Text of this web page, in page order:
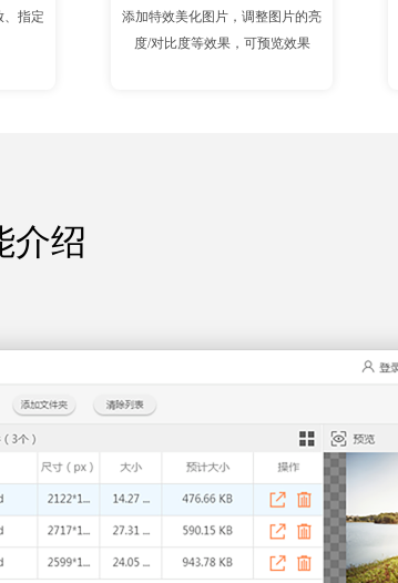
、指定
添加特效美化图片，调整图片的亮
度/对比度等效果，可预览效果
介绍